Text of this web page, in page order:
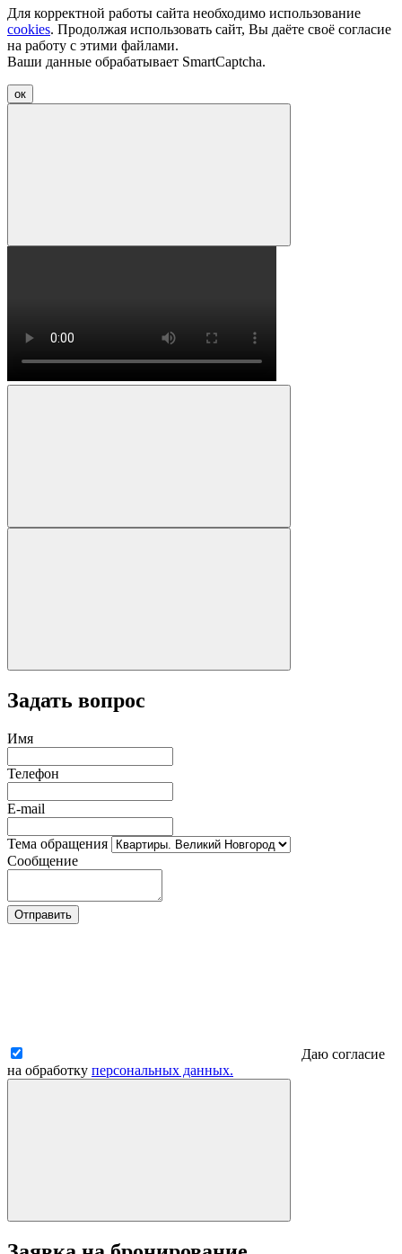
Для корректной работы сайта необходимо использование
cookies. Продолжая использовать сайт, Вы даёте своё согласие
на работу с этими файлами.
Ваши данные обрабатывает SmartCaptcha.
ок
Задать вопрос
Имя
Телефон
E-mail
Тема обращения
Сообщение
Отправить
Даю согласие
на обработку персональных данных.